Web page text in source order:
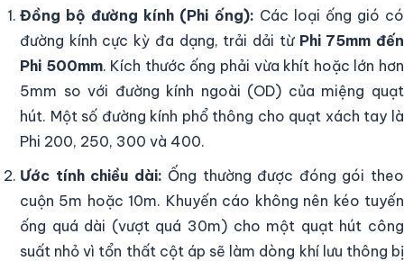
Đồng bộ đường kính (Phi ống): Các loại ống gió có
đường kính cực kỳ đa dạng, trải dải từ Phi 75mm đến
Phi 500mm. Kích thước ống phải vừa khít hoặc lớn hơn
5mm so với đường kính ngoài (OD) của miệng quạt
hút. Một số đường kính phổ thông cho quạt xách tay là
Phi 200, 250, 300 và 400.
Ước tính chiều dài: Ống thường được đóng gói theo
cuộn 5m hoặc 10m. Khuyến cáo không nên kéo tuyến
ống quá dài (vượt quá 30m) cho một quạt hút công
suất nhỏ vì tổn thất cột áp sẽ làm dòng khí lưu thông bị